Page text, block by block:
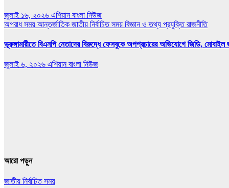
জুলাই ১৬, ২০২৬ এশিয়ান বাংলা নিউজ
অপরাধ সময় আন্তর্জাতিক জাতীয় নির্বাচিত সময় বিজ্ঞান ও তথ্য প্রযুক্তিরাজনীতি
ভূরুঙ্গামারীতে বিএনপি নেতাদের বিরুদ্ধে ফেসবুকে অপপ্রচারের অভিযোগে জিডি, মোবাইল
জুলাই ৬, ২০২৬ এশিয়ান বাংলা নিউজ
আরো পড়ুন
জাতীয় নির্বাচিত সময়